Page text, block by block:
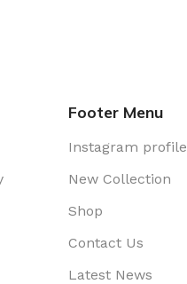
Footer Menu
Instagram profile
New Collection
Shop
Contact Us
Latest News